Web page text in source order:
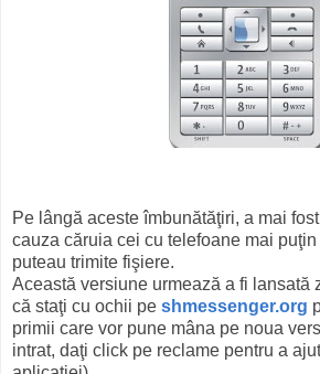
Pe lângă aceste îmbunătăţiri, a mai
cauza căruia cei cu telefoane mai
puteau trimite fişiere.
Această versiune urmează a fi lansată
că staţi cu ochii pe shmessenger.org
primii care vor pune mâna pe noua
intrat, daţi click pe reclame pentru a